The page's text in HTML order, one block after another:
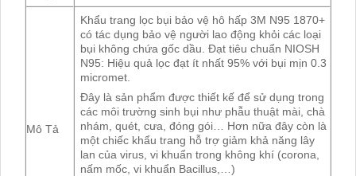
Mô Tả
Khẩu trang lọc bụi bảo vệ hô hấp 3M N95 1870+
có tác dụng bảo vệ người lao động khỏi các loại
bụi không chứa gốc dầu. Đạt tiêu chuẩn NIOSH
N95: Hiệu quả lọc đạt ít nhất 95% với bụi mịn 0.3
micromet.
Đây là sản phẩm được thiết kế để sử dụng trong
các môi trường sinh bụi như phẫu thuật mài, chà
nhám, quét, cưa, đóng gói… Hơn nữa đây còn là
một chiếc khẩu trang hỗ trợ giảm khả năng lây
lan của virus, vi khuẩn trong không khí (corona,
nấm mốc, vi khuẩn Bacillus,…)